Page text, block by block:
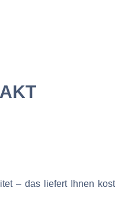
– das liefert Ihnen